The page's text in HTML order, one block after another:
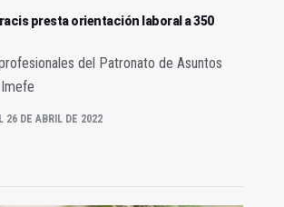
presta orientación laboral a 350
del Patronato de Asuntos
26 DE ABRIL DE 2022